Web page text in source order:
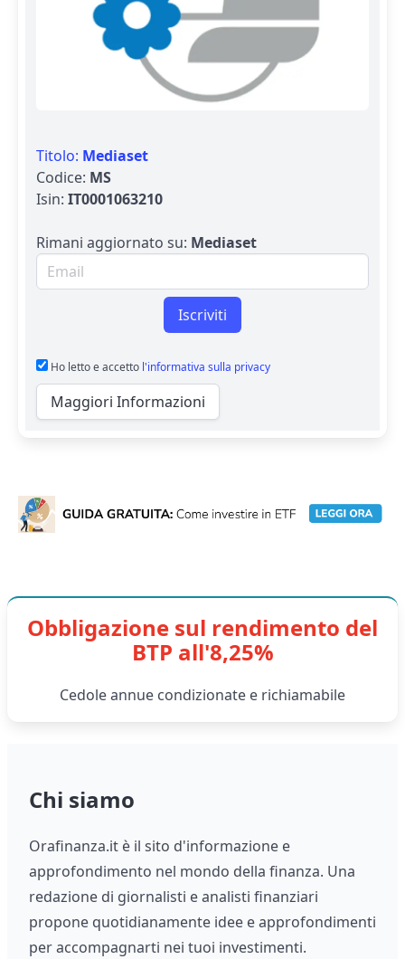
Titolo: Mediaset
Codice: MS
Isin: IT0001063210
Rimani aggiornato su: Mediaset
Email per newsletter
Iscriviti
Ho letto e accetto l'informativa sulla privacy
Maggiori Informazioni
Obbligazione sul rendimento del
BTP all'8,25%
Cedole annue condizionate e richiamabile
Chi siamo
Orafinanza.it è il sito d'informazione e
approfondimento nel mondo della finanza. Una
redazione di giornalisti e analisti finanziari
propone quotidianamente idee e approfondimenti
per accompagnarti nei tuoi investimenti.